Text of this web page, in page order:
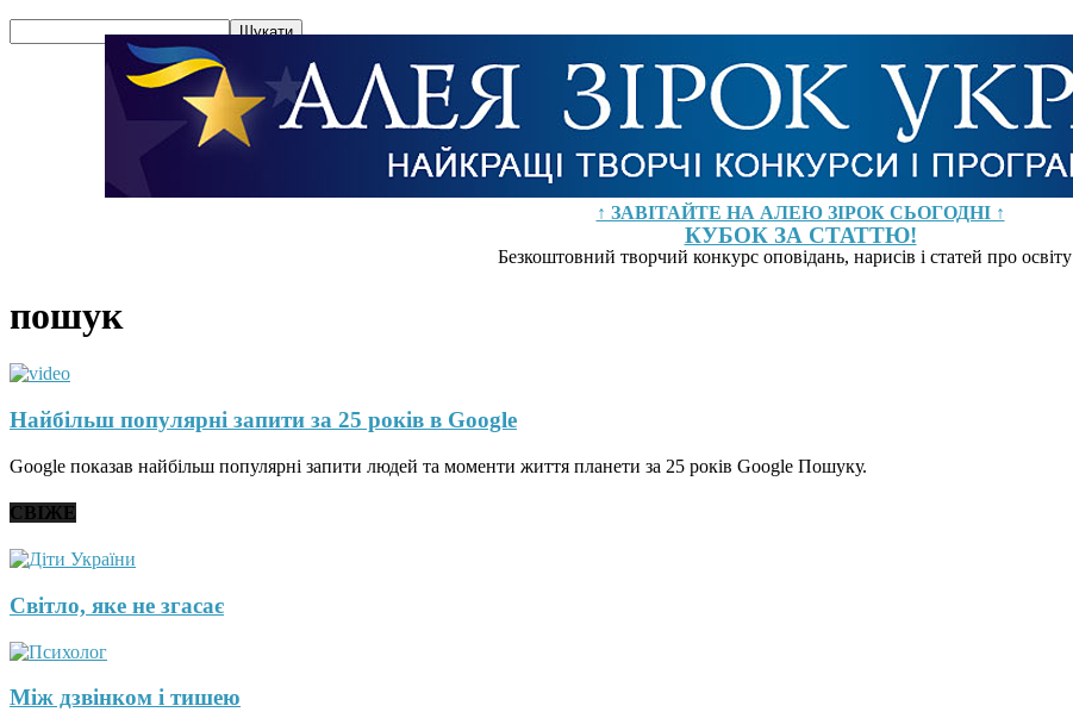
↑ ЗАВІТАЙТЕ НА АЛЕЮ ЗІРОК СЬОГОДНІ ↑
КУБОК ЗА СТАТТЮ!
Безкоштовний творчий конкурс оповідань, нарисів і статей про освіту
пошук
Найбільш популярні запити за 25 років в Google
Google показав найбільш популярні запити людей та моменти життя планети за 25 років Google Пошуку.
СВІЖЕ
Світло, яке не згасає
Між дзвінком і тишею